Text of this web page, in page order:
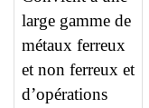
large gamme de
métaux ferreux
et non ferreux et
d’opérations